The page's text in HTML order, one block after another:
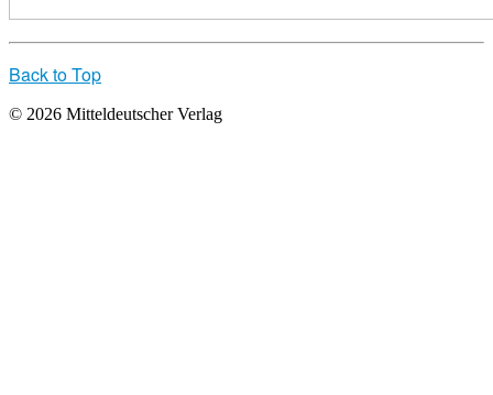
Back to Top
© 2026 Mitteldeutscher Verlag